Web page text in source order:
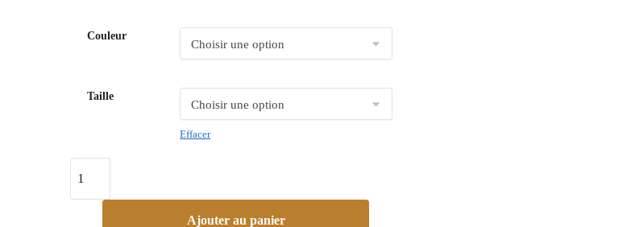
Couleur
Taille
Effacer
Ajouter au panier